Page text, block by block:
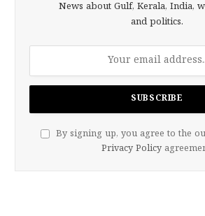
News about Gulf, Kerala, India,
and politics.
By signing up, you agree to the
Privacy Policy